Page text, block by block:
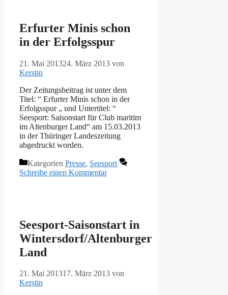
Erfurter Minis schon
in der Erfolgsspur
21. Mai 201324. März 2013 von
Kerstin
Der Zeitungsbeitrag ist unter dem
Titel: “ Erfurter Minis schon in der
Erfolgsspur „ und Untertitel: “
Seesport: Saisonstart für Club maritim
im Altenburger Land“ am 15.03.2013
in der Thüringer Landeszeitung
abgedruckt worden.
Kategorien Presse, Seesport
Schreibe einen Kommentar
Seesport-Saisonstart in
Wintersdorf/Altenburger
Land
21. Mai 201317. März 2013 von
Kerstin